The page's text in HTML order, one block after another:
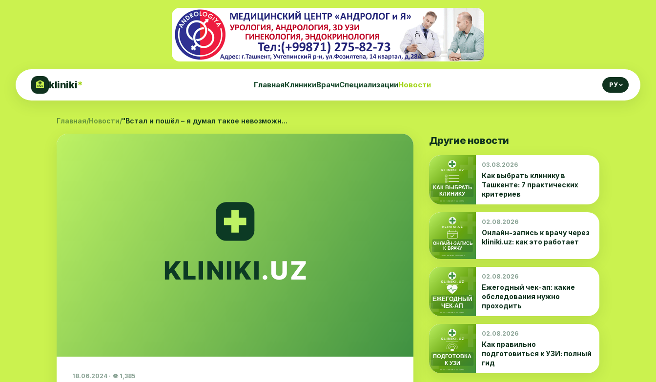
🏥 kliniki* ГлавнаяКлиникиВрачиСпециализацииНовости РУ
Главная/Новости/"Встал и пошёл – я думал такое невозможн...
18.06.2024 · 👁 1,385
Другие новости
03.08.2026
Как выбрать клинику в
Ташкенте: 7 практических
критериев
02.08.2026
Онлайн-запись к врачу через
kliniki.uz: как это работает
02.08.2026
Ежегодный чек-ап: какие
обследования нужно
проходить
02.08.2026
Как правильно
подготовиться к УЗИ: полный
гид